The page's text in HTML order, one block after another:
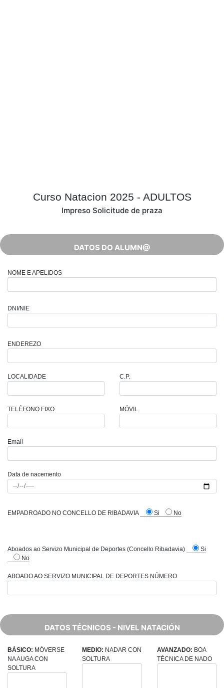
Curso Natacion 2025 - ADULTOS
Impreso Solicitude de praza
DATOS DO ALUMN@
NOME E APELIDOS
DNI/NIE
ENDEREZO
LOCALIDADE C.P.
TELÉFONO FIXO MÓVIL
Email
Data de nacemento
EMPADROADO NO CONCELLO DE RIBADAVIA Si No
Aboados ao Servizo Municipal de Deportes (Concello Ribadavia)
Si
No
ABOADO AO SERVIZO MUNICIPAL DE DEPORTES NÚMERO
DATOS TÉCNICOS - NIVEL NATACIÓN
BÁSICO: MÓVERSE
NA AUGA CON
SOLTURA
MEDIO: NADAR CON
SOLTURA
AVANZADO: BOA
TÉCNICA DE NADO